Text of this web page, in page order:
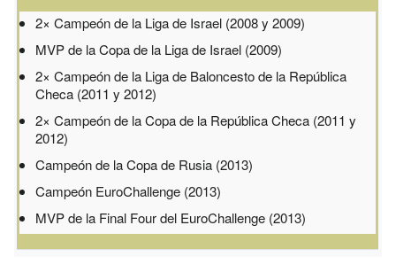
2× Campeón de la Liga de Israel (2008 y 2009)
MVP de la Copa de la Liga de Israel (2009)
2× Campeón de la Liga de Baloncesto de la República
Checa (2011 y 2012)
2× Campeón de la Copa de la República Checa (2011 y
2012)
Campeón de la Copa de Rusia (2013)
Campeón EuroChallenge (2013)
MVP de la Final Four del EuroChallenge (2013)